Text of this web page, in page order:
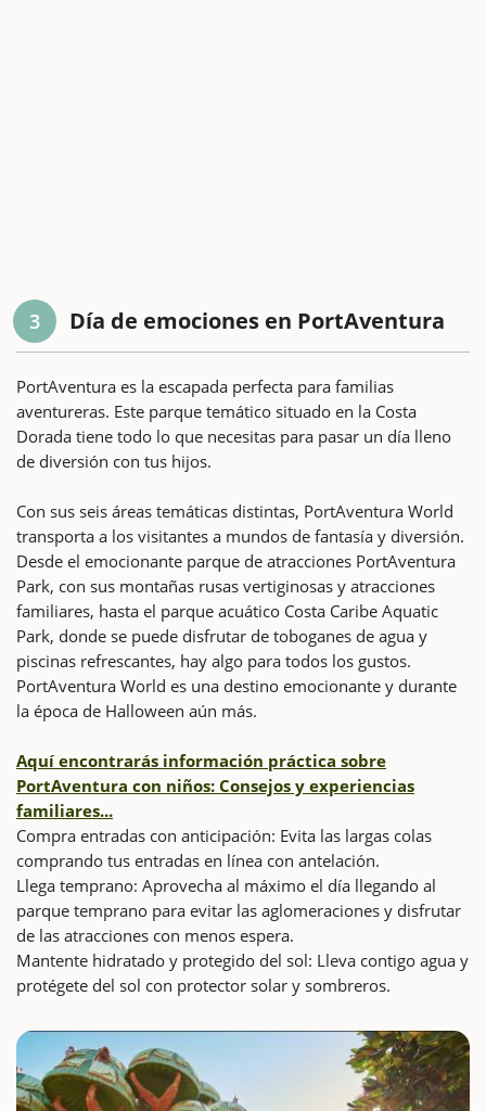
3 Día de emociones en PortAventura
PortAventura es la escapada perfecta para familias
aventureras. Este parque temático situado en la Costa
Dorada tiene todo lo que necesitas para pasar un día lleno
de diversión con tus hijos.
Con sus seis áreas temáticas distintas, PortAventura World
transporta a los visitantes a mundos de fantasía y diversión.
Desde el emocionante parque de atracciones PortAventura
Park, con sus montañas rusas vertiginosas y atracciones
familiares, hasta el parque acuático Costa Caribe Aquatic
Park, donde se puede disfrutar de toboganes de agua y
piscinas refrescantes, hay algo para todos los gustos.
PortAventura World es una destino emocionante y durante
la época de Halloween aún más.
Aquí encontrarás información práctica sobre
PortAventura con niños: Consejos y experiencias
familiares...
Compra entradas con anticipación: Evita las largas colas
comprando tus entradas en línea con antelación.
Llega temprano: Aprovecha al máximo el día llegando al
parque temprano para evitar las aglomeraciones y disfrutar
de las atracciones con menos espera.
Mantente hidratado y protegido del sol: Lleva contigo agua y
protégete del sol con protector solar y sombreros.